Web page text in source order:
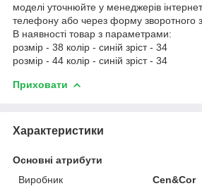
моделі уточнюйте у менеджерів
телефону або через форму зворотного
В наявності товар з параметрами:
розмір - 38 колір - синій зріст - 34
розмір - 44 колір - синій зріст - 34
Приховати
Характеристики
Основні атрибути
Виробник
Cen&Cor